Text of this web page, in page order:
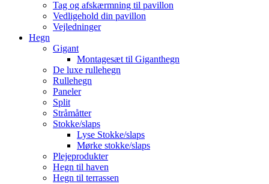
Tag og afskærmning til pavillon
Vedligehold din pavillon
Vejledninger
Hegn
Gigant
Montagesæt til Giganthegn
De luxe rullehegn
Rullehegn
Paneler
Split
Stråmåtter
Stokke/slaps
Lyse Stokke/slaps
Mørke stokke/slaps
Plejeprodukter
Hegn til haven
Hegn til terrassen